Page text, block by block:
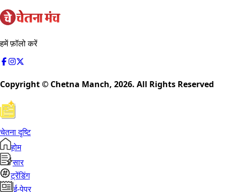
हमें फ़ॉलो करें
Copyright © Chetna Manch, 2026. All Rights Reserved
चेतना दृष्टि
होम
सार
ट्रेंडिंग
ई-पेपर